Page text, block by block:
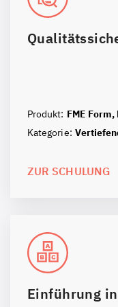
Produkt: FME Form,
Kategorie:
ZUR SCHULUNG
Einführung